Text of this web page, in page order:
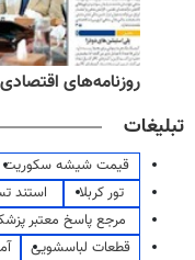
روزنامه‌های اقتصادی پنج‌شنبه
تبلیغات
قیمت شیشه سکوریت
تور کربلا
استند
مرجع پاسخ معتبر
قطعات لباسشویی